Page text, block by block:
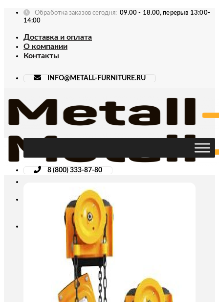
Skip
Обработка заказов сегодня: 09.00 - 18.00, перерыв 13:00-
14:00
Доставка и оплата
О компании
Контакты
INFO@METALL-FURNITURE.RU
8 (800) 333-87-80